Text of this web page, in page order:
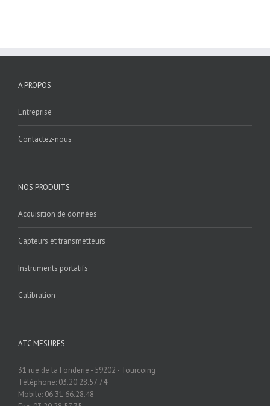
A PROPOS
Entreprise
Contactez-nous
NOS PRODUITS
Acquisition de données
Capteurs et transmetteurs
Instruments portatifs
Calibration
ATC MESURES
31 rue de la Fonderie - 59202 - Tourcoing
Téléphone: 03.20.28.57.74
Mobile: 06.31.66.28.48